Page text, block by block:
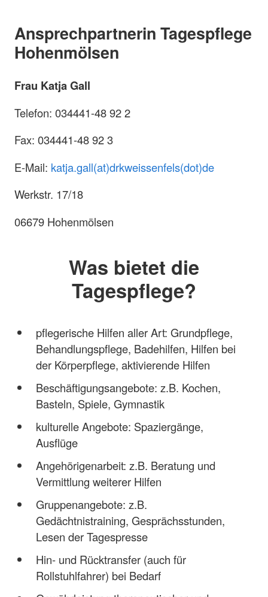
Ansprechpartnerin Tagespflege
Hohenmölsen
Frau Katja Gall
Telefon: 034441-48 92 2
Fax: 034441-48 92 3
E-Mail: katja.gall(at)drkweissenfels(dot)de
Werkstr. 17/18
06679 Hohenmölsen
Was bietet die
Tagespflege?
pflegerische Hilfen aller Art: Grundpflege,
Behandlungspflege, Badehilfen, Hilfen bei
der Körperpflege, aktivierende Hilfen
Beschäftigungsangebote: z.B. Kochen,
Basteln, Spiele, Gymnastik
kulturelle Angebote: Spaziergänge,
Ausflüge
Angehörigenarbeit: z.B. Beratung und
Vermittlung weiterer Hilfen
Gruppenangebote: z.B.
Gedächtnistraining, Gesprächsstunden,
Lesen der Tagespresse
Hin- und Rücktransfer (auch für
Rollstuhlfahrer) bei Bedarf